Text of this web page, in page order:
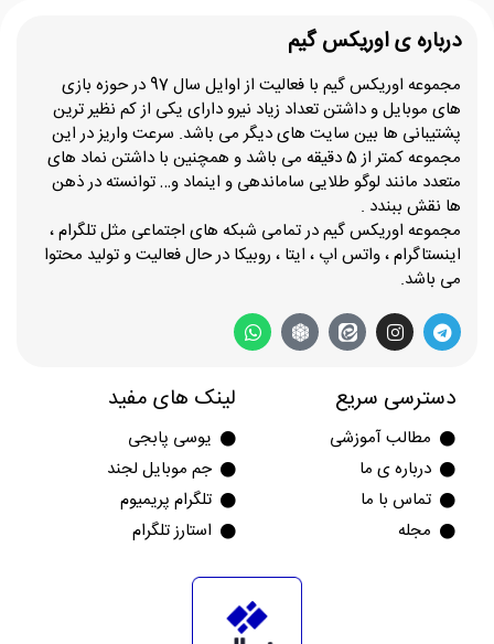
درباره ی اوریکس گیم
مجموعه اوریکس گیم با فعالیت از اوایل سال 97 در حوزه بازی
های موبایل و داشتن تعداد زیاد نیرو دارای یکی از کم نظیر ترین
پشتیبانی ها بین سایت های دیگر می باشد. سرعت واریز در این
مجموعه کمتر از 5 دقیقه می باشد و همچنین با داشتن نماد های
متعدد مانند لوگو طلایی ساماندهی و اینماد و… توانسته در ذهن
ها نقش ببندد .
مجموعه اوریکس گیم در تمامی شبکه های اجتماعی مثل تلگرام ،
اینستاگرام ، واتس اپ ، ایتا ، روبیکا در حال فعالیت و تولید محتوا
می باشد.
دسترسی سریع
مطالب آموزشی
درباره ی ما
تماس با ما
مجله
لینک های مفید
یوسی پابجی
جم موبایل لجند
تلگرام پریمیوم
استارز تلگرام